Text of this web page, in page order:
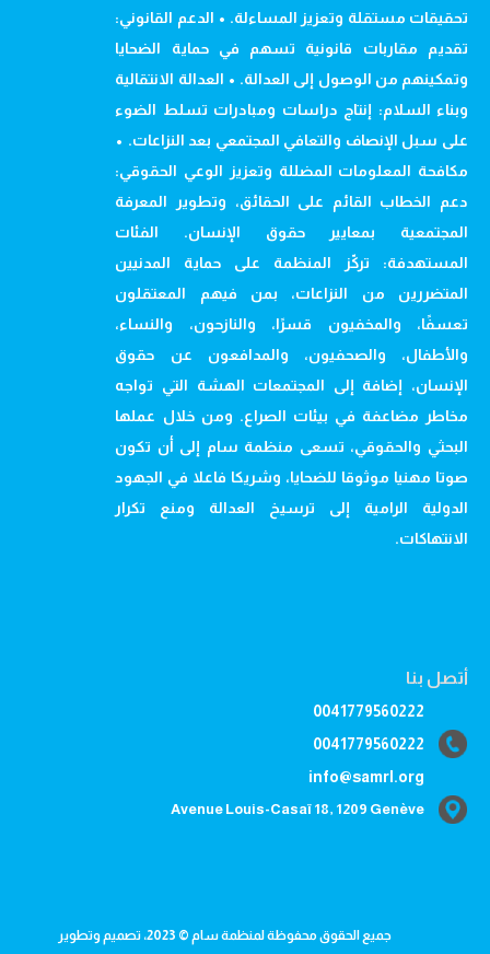
تحقيقات مستقلة وتعزيز المساءلة. • الدعم القانوني:
تقديم مقاربات قانونية تسهم في حماية الضحايا
وتمكينهم من الوصول إلى العدالة. • العدالة الانتقالية
وبناء السلام: إنتاج دراسات ومبادرات تسلط الضوء
على سبل الإنصاف والتعافي المجتمعي بعد النزاعات. •
مكافحة المعلومات المضللة وتعزيز الوعي الحقوقي:
دعم الخطاب القائم على الحقائق، وتطوير المعرفة
المجتمعية بمعايير حقوق الإنسان. الفئات
المستهدفة: تركّز المنظمة على حماية المدنيين
المتضررين من النزاعات، بمن فيهم المعتقلون
تعسفًا، والمخفيون قسرًا، والنازحون، والنساء،
والأطفال، والصحفيون، والمدافعون عن حقوق
الإنسان، إضافة إلى المجتمعات الهشة التي تواجه
مخاطر مضاعفة في بيئات الصراع. ومن خلال عملها
البحثي والحقوقي، تسعى منظمة سام إلى أن تكون
صوتا مهنيا موثوقا للضحايا، وشريكا فاعلا في الجهود
الدولية الرامية إلى ترسيخ العدالة ومنع تكرار
الانتهاكات.
أتصل بنا
0041779560222
0041779560222
info@samrl.org
Avenue Louis-Casaï 18, 1209 Genève
جميع الحقوق محفوظة لمنظمة سام © 2023، تصميم وتطوير